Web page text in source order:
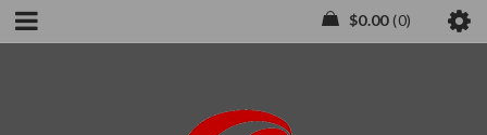
$0.00 0